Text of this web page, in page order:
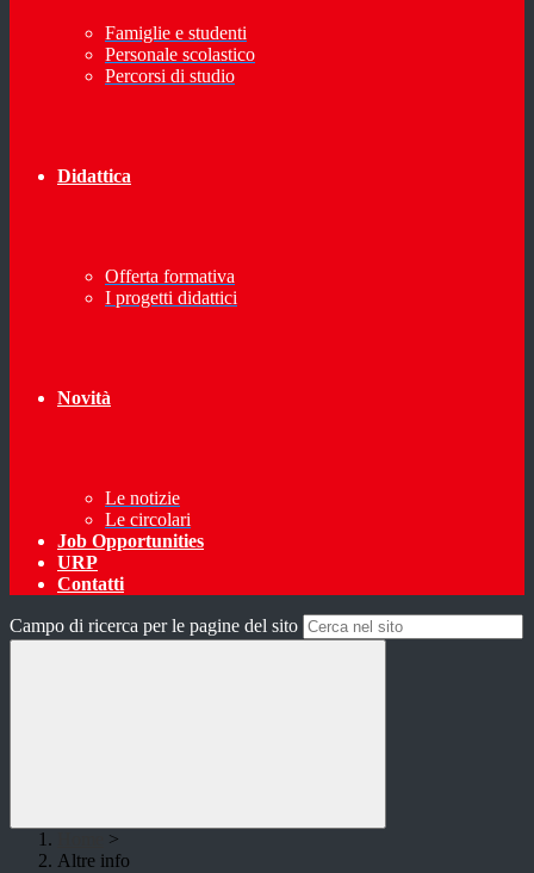
Famiglie e studenti
Personale scolastico
Percorsi di studio
Didattica
Offerta formativa
I progetti didattici
Novità
Le notizie
Le circolari
Job Opportunities
URP
Contatti
Campo di ricerca per le pagine del sito
>
Altre info